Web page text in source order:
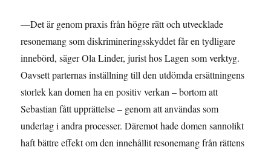
—Det är genom praxis från högre rätt och utvecklade
resonemang som diskrimineringsskyddet får en tydligare
innebörd, säger Ola Linder, jurist hos Lagen som verktyg.
Oavsett parternas inställning till den utdömda ersättningens
storlek kan domen ha en positiv verkan – bortom att
Sebastian fått upprättelse – genom att användas som
underlag i andra processer. Däremot hade domen sannolikt
haft bättre effekt om den innehållit resonemang från rättens